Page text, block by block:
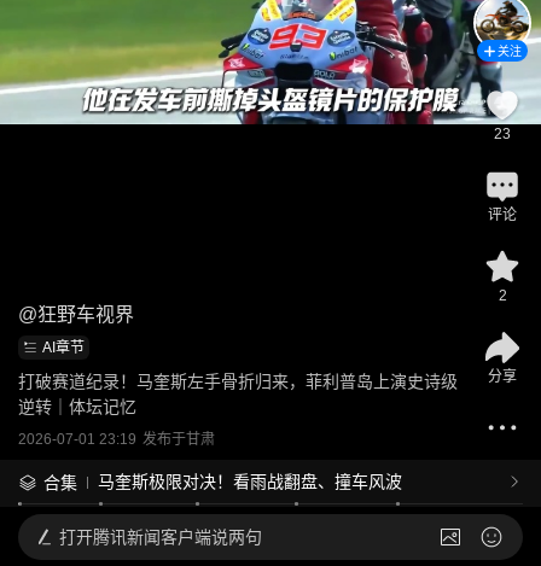
@狂野车视界
AI章节
打破赛道纪录！马奎斯左手骨折归来，菲利普岛上演史诗级
逆转｜体坛记忆
2026-07-01 23:19 发布于甘肃
合集 马奎斯极限对决！看雨战翻盘、撞车风波
关注
23
评论
2
分享
打开腾讯新闻客户端说两句